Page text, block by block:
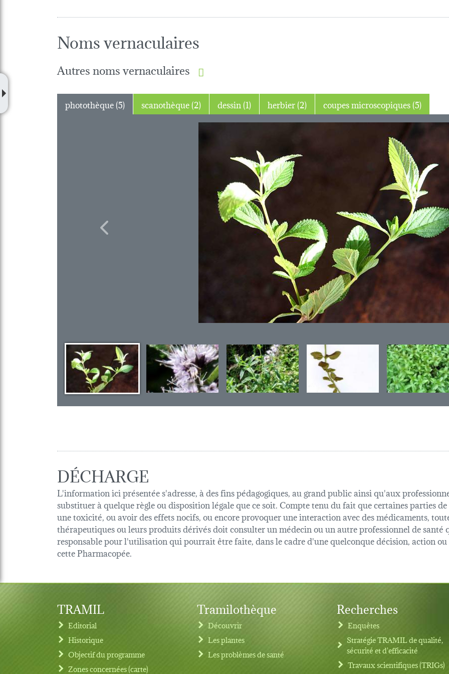
Noms vernaculaires
Autres noms vernaculaires
photothèque (5) scanothèque (2) dessin (1) herbier (2) coupes microscopiques (5)
Previous
DÉCHARGE
L'information ici présentée s'adresse, à des fins pédagogiques, au grand public ainsi qu'aux
substituer à quelque règle ou disposition légale que ce soit. Compte tenu du fait que certaines parties
une toxicité, ou avoir des effets nocifs, ou encore provoquer une interaction avec des médicaments,
thérapeutiques ou leurs produits dérivés doit consulter un médecin ou un autre professionnel de
responsable pour l'utilisation qui pourrait être faite, dans le cadre d'une quelconque décision, action
cette Pharmacopée.
Footer menu
TRAMIL
Editorial
Historique
Objectif du programme
Zones concernées (carte)
Tramilothèque
Découvrir
Les plantes
Les problèmes de santé
Recherches
Enquêtes
Stratégie TRAMIL de qualité,
sécurité et d'efficacité
Travaux scientifiques (TRIGs)